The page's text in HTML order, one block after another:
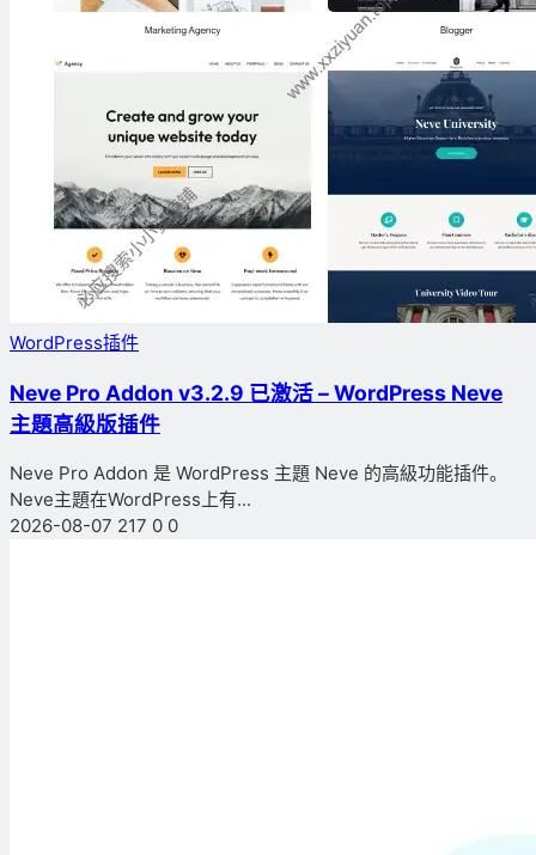
WordPress插件
Neve Pro Addon v3.2.9 已激活 – WordPress Neve
主題高級版插件
Neve Pro Addon 是 WordPress 主題 Neve 的高級功能插件。
Neve主題在WordPress上有...
2026-08-07 217 0 0